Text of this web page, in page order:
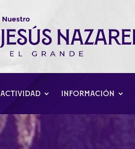
ACTIVIDAD INFORMACIÓN